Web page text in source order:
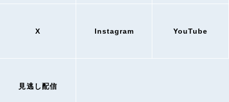
X Instagram YouTube
見逃し配信